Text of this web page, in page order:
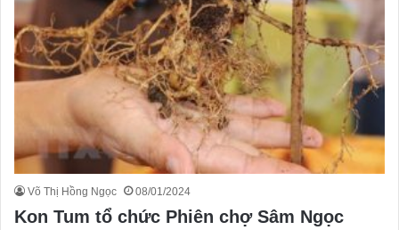
Võ Thị Hồng Ngọc 08/01/2024
Kon Tum tổ chức Phiên chợ Sâm Ngọc